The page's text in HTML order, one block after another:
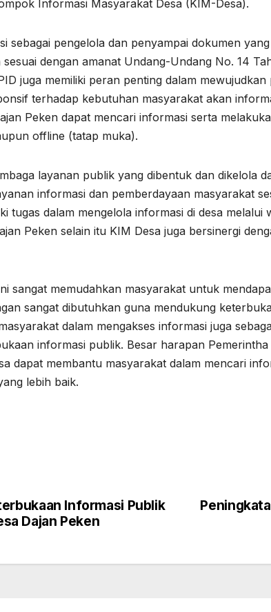
Informasi Masyarakat Desa (KIM-Desa).
sebagai pengelola dan penyampai dokumen
sesuai dengan amanat Undang-Undang No. 14
juga memiliki peran penting dalam
terhadap kebutuhan masyarakat akan
Peken dapat mencari informasi serta
offline (tatap muka).
layanan publik yang dibentuk dan dikelola
informasi dan pemberdayaan masyarakat
tugas dalam mengelola informasi di desa melalui
Peken selain itu KIM Desa juga bersinergi
sangat memudahkan masyarakat untuk
sangat dibutuhkan guna mendukung
dalam mengakses informasi juga
informasi publik. Besar harapan
dapat membantu masyarakat dalam mencari
lebih baik.
Informasi Publik
Dajan Peken